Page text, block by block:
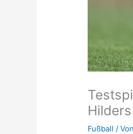
Hilders
Fußball / Von